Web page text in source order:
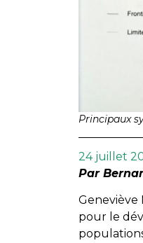
Principaux
24 juillet
Par
Geneviève
pour le